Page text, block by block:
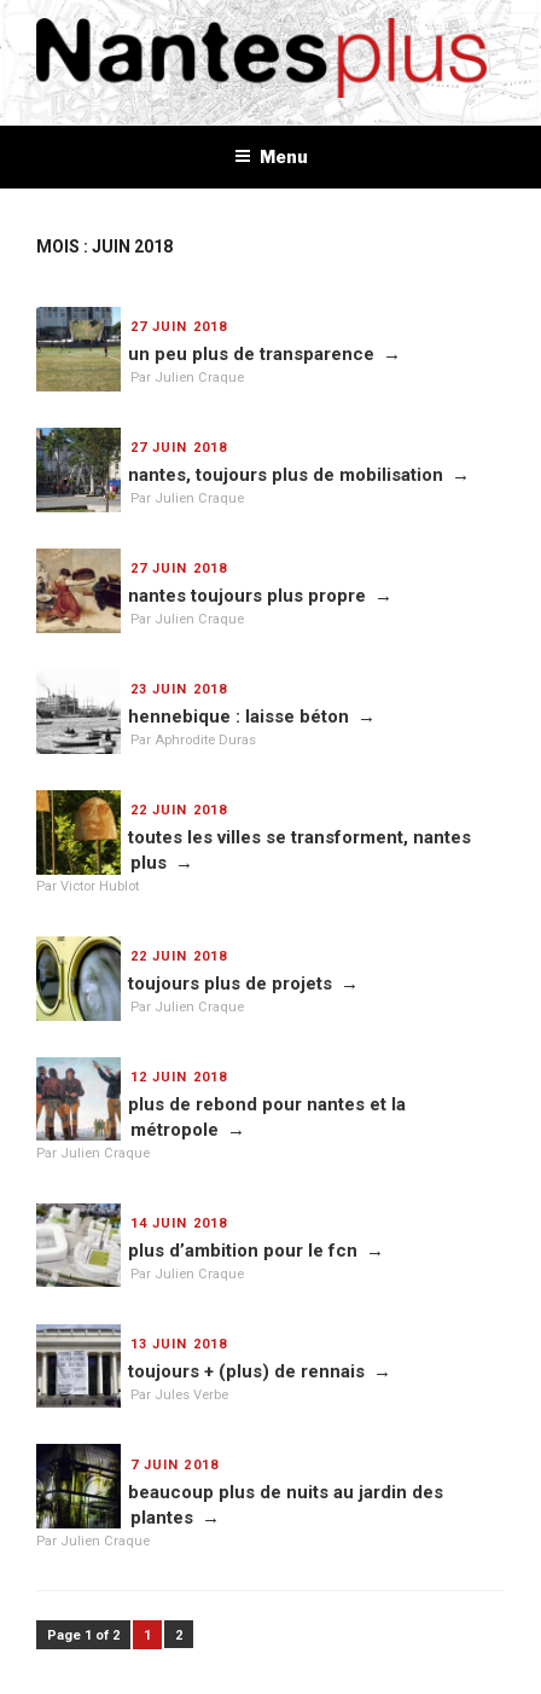
Aller
au
contenu
principal
NANTES+
Plus d'informations, plus d'idées, plus de tout
Menu
MOIS : JUIN 2018
27 JUIN 2018
un peu plus de transparence
Par Julien Craque
27 JUIN 2018
nantes, toujours plus de mobilisation
Par Julien Craque
27 JUIN 2018
nantes toujours plus propre
Par Julien Craque
23 JUIN 2018
hennebique : laisse béton
Par Aphrodite Duras
22 JUIN 2018
toutes les villes se transforment, nantes
plus
Par Victor Hublot
22 JUIN 2018
toujours plus de projets
Par Julien Craque
12 JUIN 2018
plus de rebond pour nantes et la
métropole
Par Julien Craque
14 JUIN 2018
plus d’ambition pour le fcn
Par Julien Craque
13 JUIN 2018
toujours + (plus) de rennais
Par Jules Verbe
7 JUIN 2018
beaucoup plus de nuits au jardin des
plantes
Par Julien Craque
Page 1 of 2 1 2